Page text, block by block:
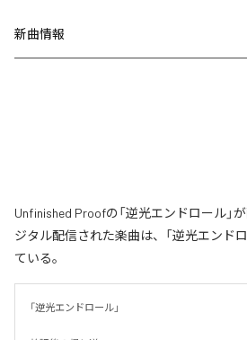
新曲情報
Unfinished Proofの「逆光エンドロール」
ジタル配信された楽曲は、「逆光エンド
ている。
「逆光エンドロール」